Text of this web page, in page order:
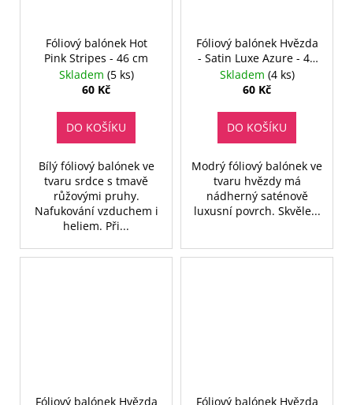
Fóliový balónek Hot
Pink Stripes - 46 cm
Skladem (5 ks)
60 Kč
DO KOŠÍKU
Bílý fóliový balónek ve
tvaru srdce s tmavě
růžovými pruhy.
Nafukování vzduchem i
heliem. Při...
Fóliový balónek Hvězda
- Satin Luxe Azure - 46
cm
Skladem (4 ks)
60 Kč
DO KOŠÍKU
Modrý fóliový balónek ve
tvaru hvězdy má
nádherný saténově
luxusní povrch. Skvěle...
Fóliový balónek Hvězda
Fóliový balónek Hvězda